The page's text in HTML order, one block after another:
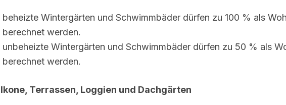
beheizte Wintergärten und Schwimmbäder dürfen zu 100 % als
berechnet werden.
unbeheizte Wintergärten und Schwimmbäder dürfen zu 50 % als
berechnet werden.
Terrassen, Loggien und Dachgärten